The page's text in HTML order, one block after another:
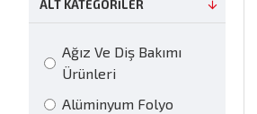
ALT KATEGORILER
Ağız Ve Diş Bakımı
Ürünleri
Alüminyum Folyo